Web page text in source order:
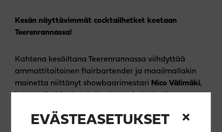
EVÄSTEASETUKSET
Kesän näyttävimmät cocktailhetket koetaan
Teerenrannassa!
Kahtena kesäiltana Teerenrannassa viihdyttää
ammattitaitoinen flairbartender ja maailmallakin
mainetta niittänyt showbaarimestari Nico Välimäki,